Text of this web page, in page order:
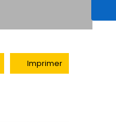
Imprimer